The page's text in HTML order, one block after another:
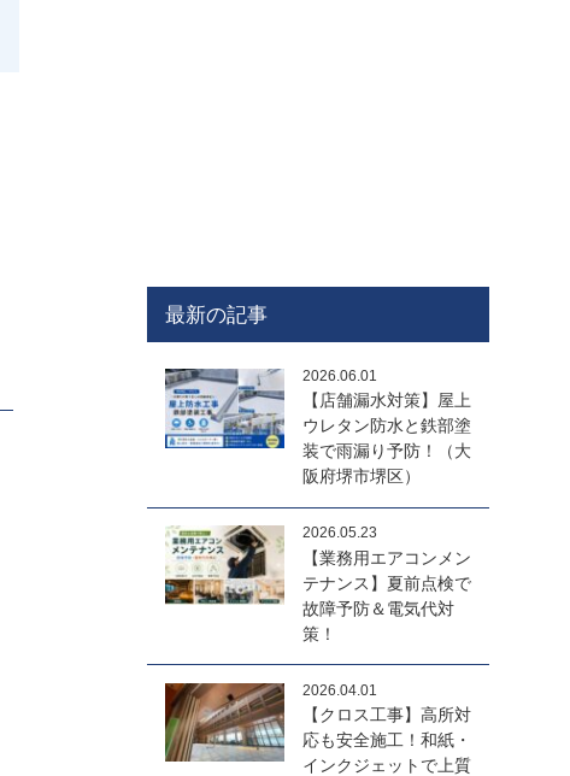
最新の記事
2026.06.01
【店舗漏水対策】屋上
ウレタン防水と鉄部塗
装で雨漏り予防！（大
阪府堺市堺区）
2026.05.23
【業務用エアコンメン
テナンス】夏前点検で
故障予防＆電気代対
策！
2026.04.01
【クロス工事】高所対
応も安全施工！和紙・
インクジェットで上質